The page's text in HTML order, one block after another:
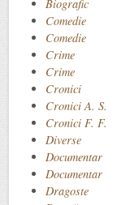
Biografic
Comedie
Comedie
Crime
Crime
Cronici
Cronici A. S.
Cronici F. F.
Diverse
Documentar
Documentar
Dragoste